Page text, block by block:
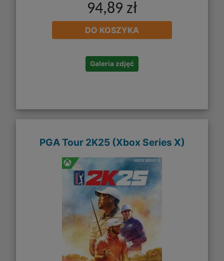
94,89 zł
DO KOSZYKA
Galeria zdjęć
PGA Tour 2K25 (Xbox Series X)